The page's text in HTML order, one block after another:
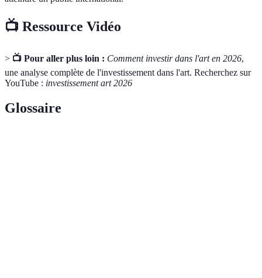
📺 Ressource Vidéo
> 📺 Pour aller plus loin : Comment investir dans l'art en 2026,
une analyse complète de l'investissement dans l'art. Recherchez sur
YouTube : investissement art 2026
Glossaire